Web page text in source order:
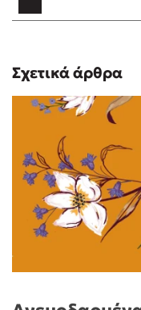
Σχετικά άρθρα